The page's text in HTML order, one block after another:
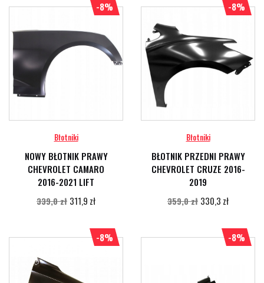
Błotniki
NOWY BŁOTNIK PRAWY
CHEVROLET CAMARO
2016-2021 LIFT
339,0 zł 311,9 zł
-8%
Błotniki
BŁOTNIK PRZEDNI PRAWY
CHEVROLET CRUZE 2016-
2019
359,0 zł 330,3 zł
-8%
-8% -8%